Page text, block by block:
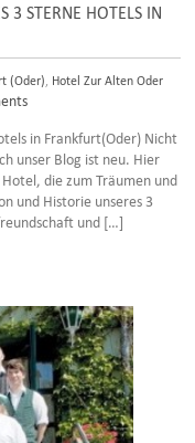
3 STERNE HOTELS IN
(Oder)
Hotel Zur Alten Oder
in Frankfurt(Oder) Nicht
unser Blog ist neu. Hier
die zum Träumen und
und Historie unseres 3
und […]